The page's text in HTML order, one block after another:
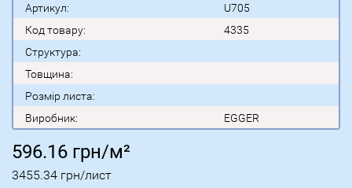
Артикул:
U705
Код товару:
4335
Структура:
Товщина:
Розмір листа:
Виробник:
EGGER
596.16 грн/м²
3455.34 грн/лист